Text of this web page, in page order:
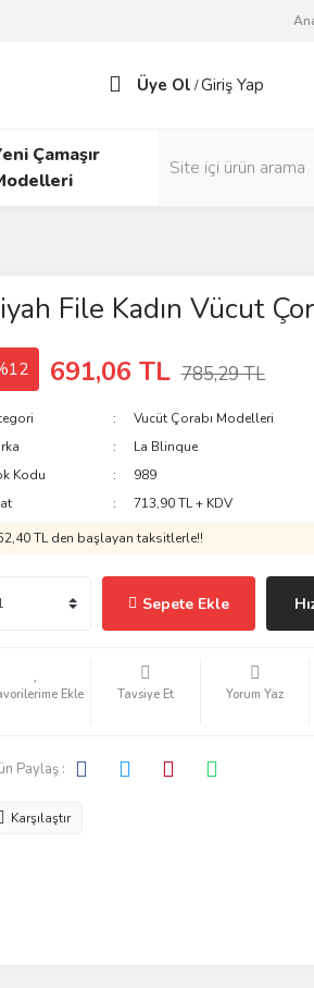
Üye Ol /Giriş Yap
Çamaşır
File Kadın Vücut
691,06 TL 785,29 TL
Vucüt Çorabı Modelleri
La Blinque
Kodu
989
713,90 TL + KDV
TL den başlayan taksitlerle!!
Sepete Ekle
Tavsiye Et Yorum Yaz
Paylaş :
Karşılaştır